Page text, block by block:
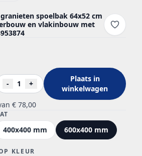
spoelbak 64x52 cm
en vlakinbouw met
€ 78,00
- 1 +
Plaats in
winkelwagen
400x400 mm 600x400 mm
KLEUR